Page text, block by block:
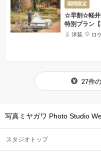
期間限定
☆早割☆軽井
特別プラン
洋装 ロ
27件
写真ミヤガワ Photo Studio
スタジオトップ